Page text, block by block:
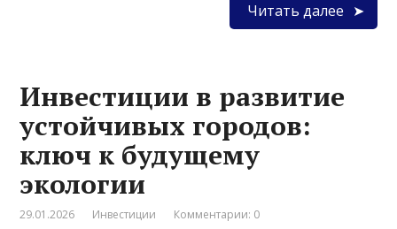
Читать далее
Инвестиции в развитие
устойчивых городов:
ключ к будущему
экологии
29.01.2026 Инвестиции Комментарии: 0